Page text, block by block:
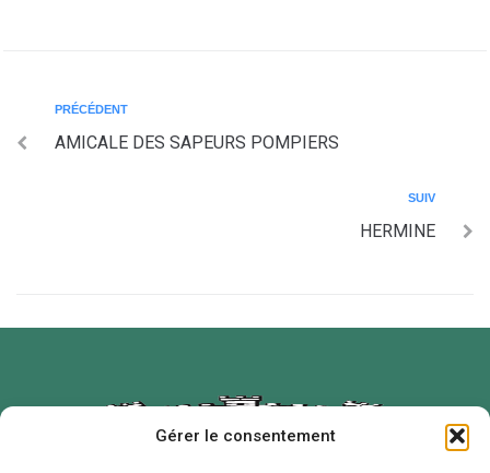
Gérer le consentement
PRÉCÉDENT
AMICALE DES SAPEURS POMPIERS
SUIV
HERMINE